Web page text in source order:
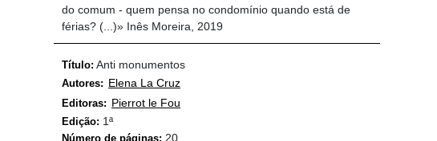
do comum - quem pensa no condomínio quando está de
férias? (...)» Inês Moreira, 2019
Título: Anti monumentos
Autores: Elena La Cruz
Editoras: Pierrot le Fou
Edição: 1ª
Número de páginas: 20